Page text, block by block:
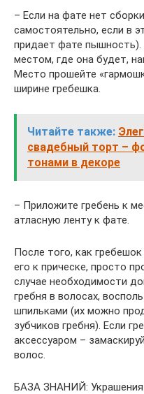
– Если на фате нет
самостоятельно, если в
придает фате пышность).
местом, где она будет,
Место прошейте
ширине гребешка.
Читайте также:
свадебный торт –
тонами в декоре
– Приложите гребень к
атласную ленту к фате.
После того, как
его к прическе, просто
случае необходимости
гребня в волосах,
шпильками (их можно
зубчиков гребня). Если
аксессуаром –
волос.
БАЗА ЗНАНИЙ: Украшения